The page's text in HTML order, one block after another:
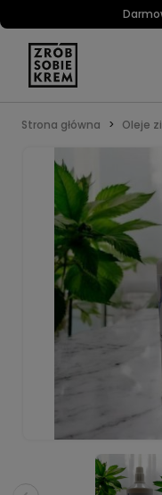
Strona główna Oleje